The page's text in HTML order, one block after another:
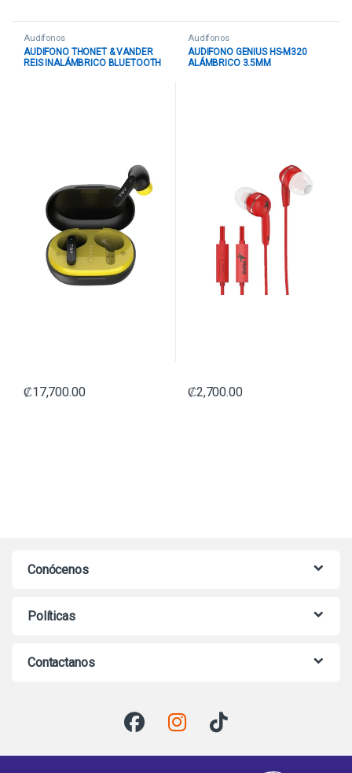
Audífonos
AUDIFONO THONET & VANDER
REIS INALÁMBRICO BLUETOOTH
₡17,700.00
Audífonos
AUDIFONO GENIUS HS-M320
ALÁMBRICO 3.5MM
₡2,700.00
Conócenos
Políticas
Contactanos